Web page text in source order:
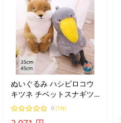
ぬいぐるみ ハシビロコウ
キツネ チベットスナギツ
ネグッズ 抱き枕 動物 置物
雑貨 縫い包み 添い寝 寝か
0 (1件)